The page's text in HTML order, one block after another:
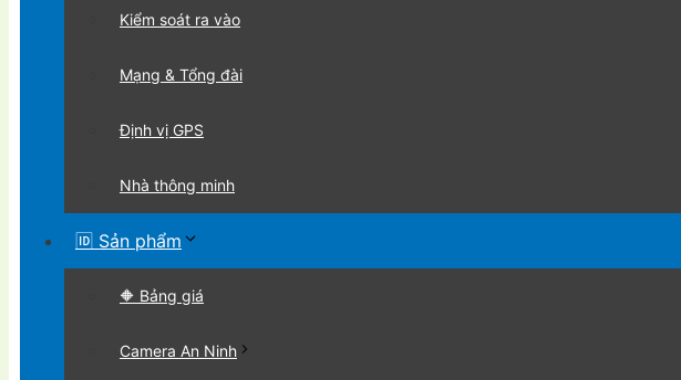
Kiểm soát ra vào
Mạng & Tổng đài
Định vị GPS
Nhà thông minh
🆔 Sản phẩm
🔶 Bảng giá
Camera An Ninh